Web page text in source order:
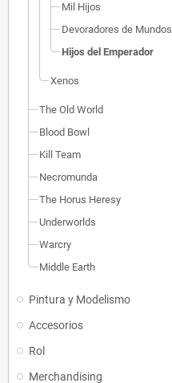
Mil Hijos
Devoradores de Mundos
Hijos del Emperador
Xenos
The Old World
Blood Bowl
Kill Team
Necromunda
The Horus Heresy
Underworlds
Warcry
Middle Earth
Pintura y Modelismo
Accesorios
Rol
Merchandising